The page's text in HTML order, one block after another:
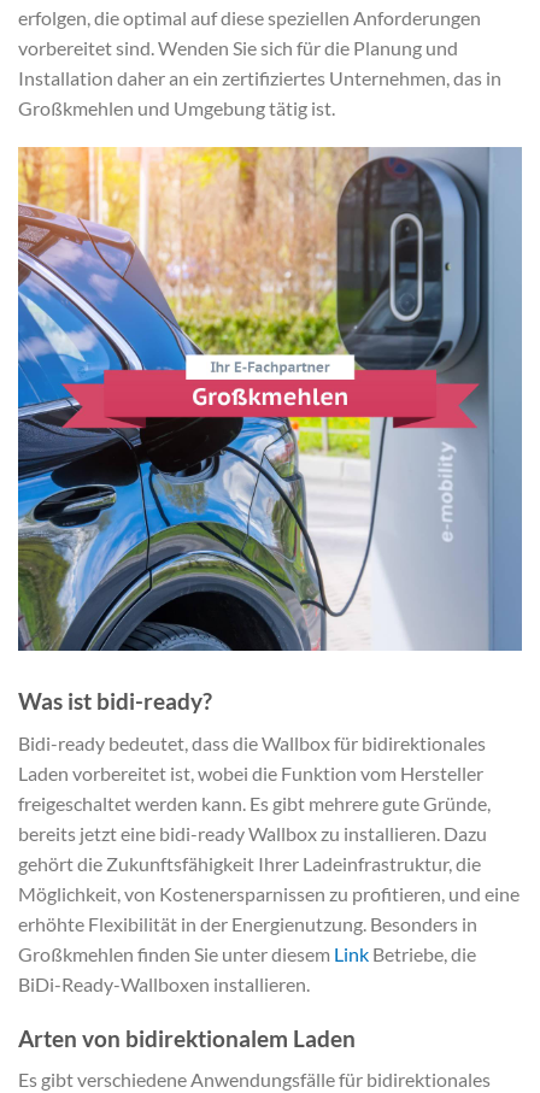
erfolgen, die optimal auf diese speziellen Anforderungen
vorbereitet sind. Wenden Sie sich für die Planung und
Installation daher an ein zertifiziertes Unternehmen, das in
Großkmehlen und Umgebung tätig ist.
Was ist bidi-ready?
Bidi-ready bedeutet, dass die Wallbox für bidirektionales
Laden vorbereitet ist, wobei die Funktion vom Hersteller
freigeschaltet werden kann. Es gibt mehrere gute Gründe,
bereits jetzt eine bidi-ready Wallbox zu installieren. Dazu
gehört die Zukunftsfähigkeit Ihrer Ladeinfrastruktur, die
Möglichkeit, von Kostenersparnissen zu profitieren, und eine
erhöhte Flexibilität in der Energienutzung. Besonders in
Großkmehlen finden Sie unter diesem Link Betriebe, die
BiDi-Ready-Wallboxen installieren.
Arten von bidirektionalem Laden
Es gibt verschiedene Anwendungsfälle für bidirektionales